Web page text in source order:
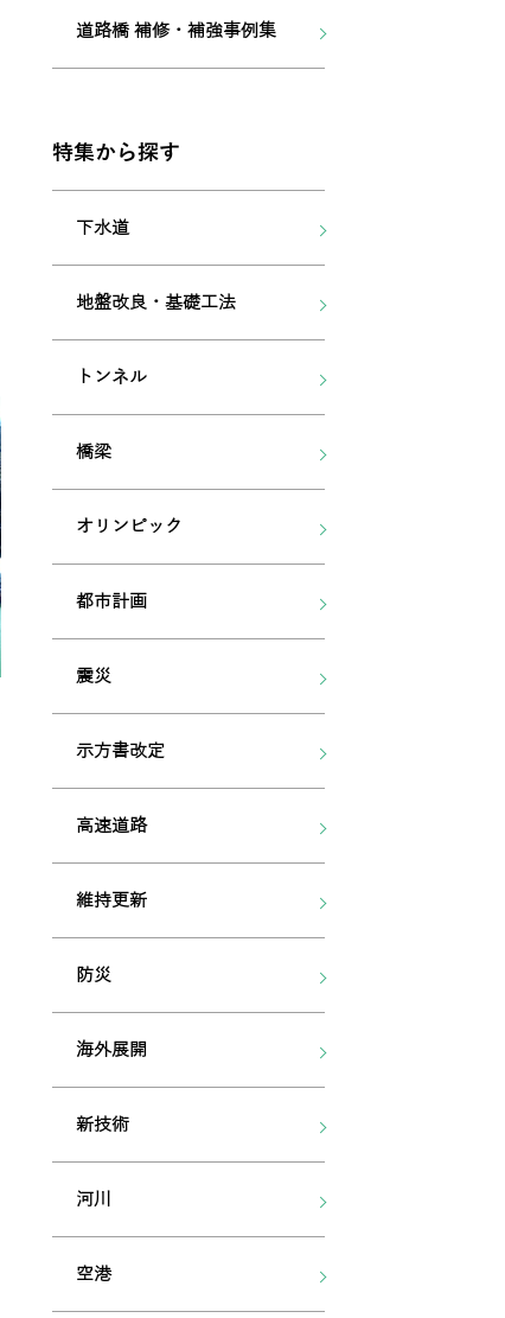
道路橋 補修・補強事例集
特集から探す
下水道
地盤改良・基礎工法
トンネル
橋梁
オリンピック
都市計画
震災
示方書改定
高速道路
維持更新
防災
海外展開
新技術
河川
空港